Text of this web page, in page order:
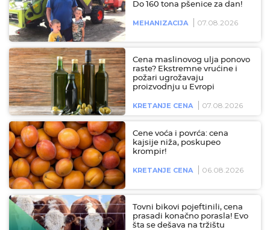
Do 160 tona pšenice za dan!
MEHANIZACIJA 07.08.2026
Cena maslinovog ulja ponovo
raste? Ekstremne vrućine i
požari ugrožavaju
proizvodnju u Evropi
KRETANJE CENA 07.08.2026
Cene voća i povrća: cena
kajsije niža, poskupeo
krompir!
KRETANJE CENA 06.08.2026
Tovni bikovi pojeftinili, cena
prasadi konačno porasla! Evo
šta se dešava na tržištu